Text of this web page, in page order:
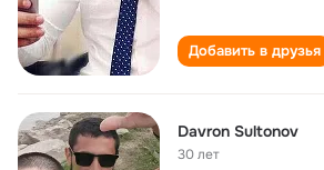
Добавить в друзья
Davron Sultonov
30 лет